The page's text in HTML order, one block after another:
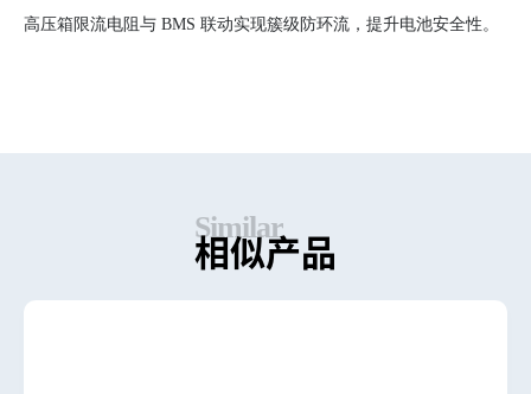
高压箱限流电阻与 BMS 联动实现簇级防环流，提升电池安全性。
Similar
相似产品